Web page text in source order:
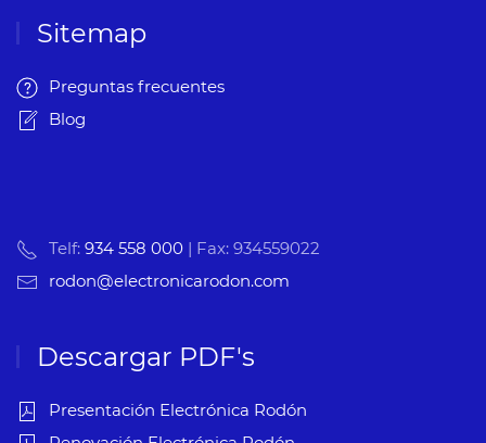
Sitemap
Preguntas frecuentes
Blog
Telf: 934 558 000 | Fax: 934559022
rodon@electronicarodon.com
Descargar PDF's
Presentación Electrónica Rodón